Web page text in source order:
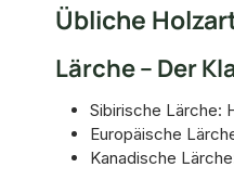
Übliche
Lärche – Der
Sibirische Lärche:
Europäische
Kanadische